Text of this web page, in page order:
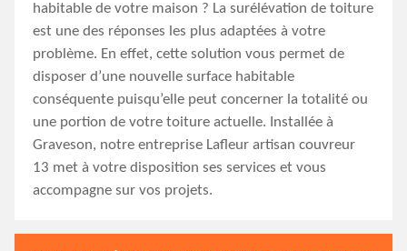
habitable de votre maison ? La surélévation de toiture
est une des réponses les plus adaptées à votre
problème. En effet, cette solution vous permet de
disposer d’une nouvelle surface habitable
conséquente puisqu’elle peut concerner la totalité ou
une portion de votre toiture actuelle. Installée à
Graveson, notre entreprise Lafleur artisan couvreur
13 met à votre disposition ses services et vous
accompagne sur vos projets.